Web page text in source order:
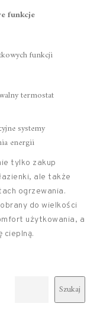
funkcje
funkcji
termostat
systemy
energii
tylko zakup
ale także
ogrzewania.
do wielkości
użytkowania, a
cieplną.
Szukaj